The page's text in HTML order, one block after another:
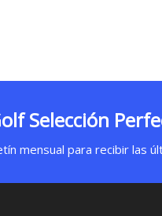
Selección
mensual para recibir las